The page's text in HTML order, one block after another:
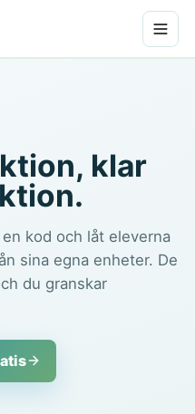
klar
kod och låt eleverna
sina egna enheter. De
du granskar